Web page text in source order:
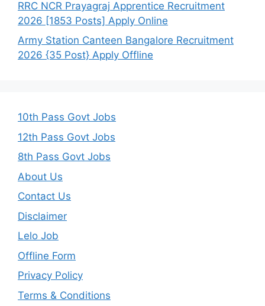
RRC NCR Prayagraj Apprentice Recruitment
2026 [1853 Posts] Apply Online
Army Station Canteen Bangalore Recruitment
2026 {35 Post} Apply Offline
10th Pass Govt Jobs
12th Pass Govt Jobs
8th Pass Govt Jobs
About Us
Contact Us
Disclaimer
Lelo Job
Offline Form
Privacy Policy
Terms & Conditions